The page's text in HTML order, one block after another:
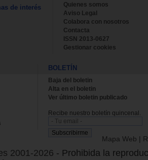
de interés
Quienes somos
Aviso Legal
Colabora con nosotros
Contacta
ISSN 2013-0627
Gestionar cookies
BOLETÍN
Baja del boletin
Alta en el boletin
Ver último boletin publicado
Recibe nuestro boletín quincenal.
Mapa Web |
2001-2026 - Prohibida la